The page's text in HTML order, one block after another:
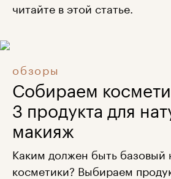
читайте в этой статье.
обзоры
Собираем
3 продукта для
макияж
Каким должен быть базовый
косметики? Выбираем